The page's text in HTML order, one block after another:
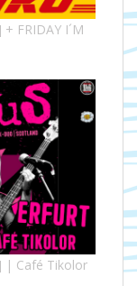
FRIDAY I´M
| Café Tikolor